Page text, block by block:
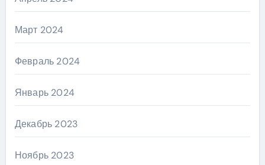
Март 2024
Февраль 2024
Январь 2024
Декабрь 2023
Ноябрь 2023